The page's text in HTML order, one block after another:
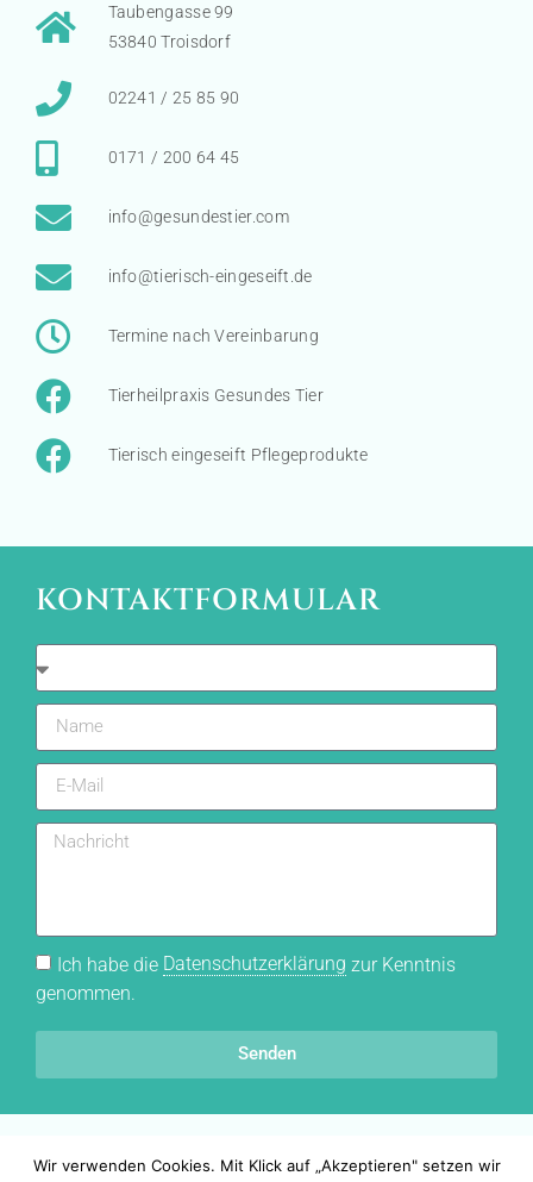
Taubengasse 99
53840 Troisdorf
02241 / 25 85 90
0171 / 200 64 45
info@gesundestier.com
info@tierisch-eingeseift.de
Termine nach Vereinbarung
Tierheilpraxis Gesundes Tier
Tierisch eingeseift Pflegeprodukte
KONTAKTFORMULAR
Ich habe die Datenschutzerklärung zur Kenntnis
genommen.
Senden
Wir verwenden Cookies. Mit Klick auf „Akzeptieren" setzen wir